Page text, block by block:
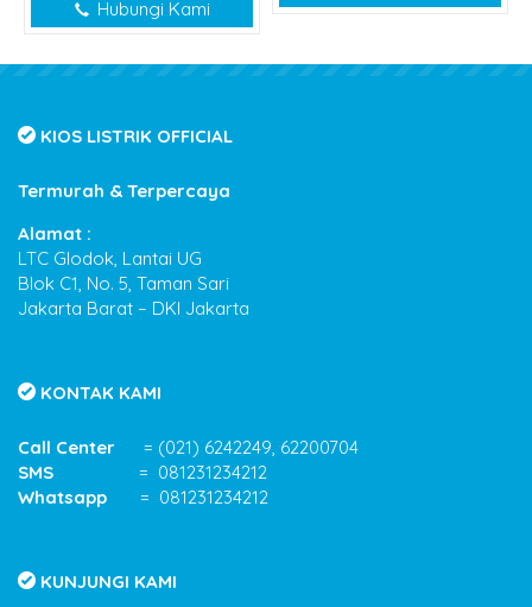
Hubungi Kami
KIOS LISTRIK OFFICIAL
Termurah & Terpercaya
Alamat :
LTC Glodok, Lantai UG
Blok C1, No. 5, Taman Sari
Jakarta Barat – DKI Jakarta
KONTAK KAMI
Call Center = (021) 6242249, 62200704
SMS = 081231234212
Whatsapp = 081231234212
KUNJUNGI KAMI